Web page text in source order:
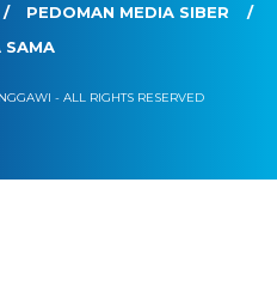
PEDOMAN MEDIA SIBER
SAMA
- ALL RIGHTS RESERVED